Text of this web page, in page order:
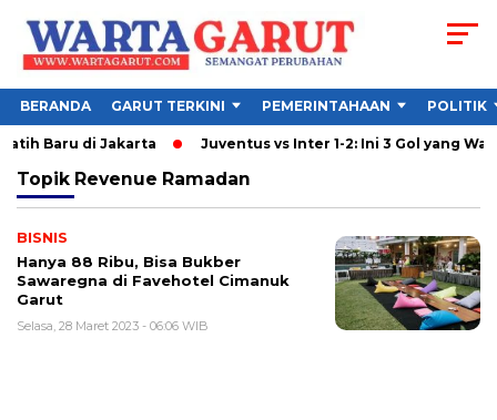
BERANDA GARUT TERKINI PEMERINTAHAAN POLITIK
Baru di Jakarta Juventus vs Inter 1-2: Ini 3 Gol yang
Topik Revenue Ramadan
BISNIS
Hanya 88 Ribu, Bisa Bukber
Sawaregna di Favehotel Cimanuk
Garut
Selasa, 28 Maret 2023 - 06:06 WIB